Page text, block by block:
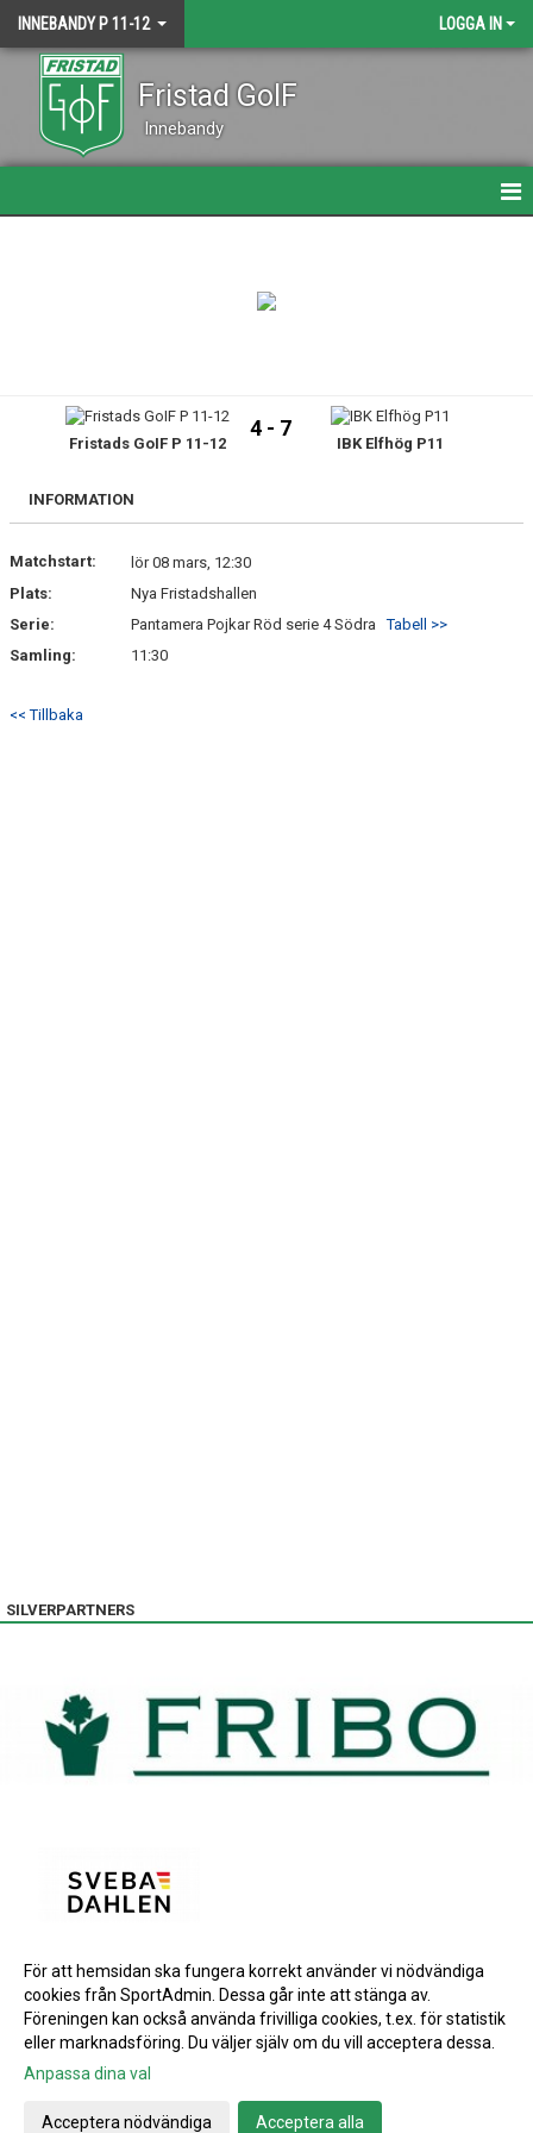
INNEBANDY P 11-12 LOGGA IN
Fristad GoIF
Innebandy
TRUPPEN
BILDGALLERI
KONTAKT
Fristads GoIF P 11-12
4 - 7
IBK Elfhög P11
INFORMATION
Matchstart:
lör 08 mars, 12:30
Plats:
Nya Fristadshallen
Serie:
Pantamera Pojkar Röd serie 4 SödraTabell >>
Samling:
11:30
<< Tillbaka
SILVERPARTNERS
BRONSPARTNERS
INSTAGRAM
Gå till Webbversion
För att hemsidan ska fungera korrekt använder vi nödvändiga
cookies från SportAdmin. Dessa går inte att stänga av.
Föreningen kan också använda frivilliga cookies, t.ex. för statistik
eller marknadsföring. Du väljer själv om du vill acceptera dessa.
Anpassa dina val
Acceptera nödvändiga Acceptera alla